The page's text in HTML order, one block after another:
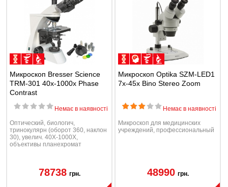
Микроскоп Bresser Science
TRM-301 40x-1000x Phase
Contrast
Немає в наявності
Oптический, биологич,
тринокулярн (оборот 360, наклон
30), увелич. 40Х-1000X,
объективы планехромат
78738 грн.
Микроскоп Optika SZM-LED1
7x-45x Bino Stereo Zoom
Немає в наявності
Микроскоп для медицинских
учреждений, профессиональный
48990 грн.